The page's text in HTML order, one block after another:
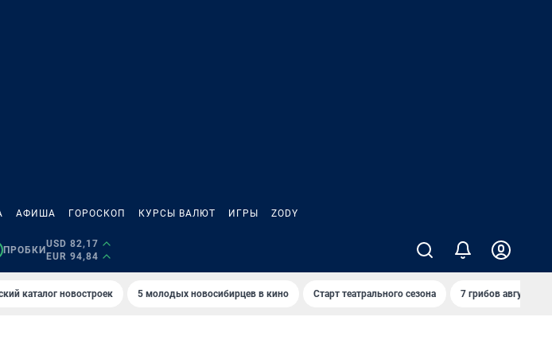
АФИША ГОРОСКОП КУРСЫ ВАЛЮТ ИГРЫ ZODY
ПРОБКИ
USD 82,17
EUR 94,84
каталог новостроек 5 молодых новосибирцев в кино Старт театрального сезона 7 грибов августа